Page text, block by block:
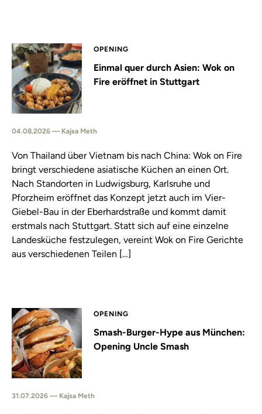
OPENING
Einmal quer durch Asien: Wok on
Fire eröffnet in Stuttgart
04.08.2026 — Kajsa Meth
Von Thailand über Vietnam bis nach China: Wok on Fire
bringt verschiedene asiatische Küchen an einen Ort.
Nach Standorten in Ludwigsburg, Karlsruhe und
Pforzheim eröffnet das Konzept jetzt auch im Vier-
Giebel-Bau in der Eberhardstraße und kommt damit
erstmals nach Stuttgart. Statt sich auf eine einzelne
Landesküche festzulegen, vereint Wok on Fire Gerichte
aus verschiedenen Teilen […]
OPENING
Smash-Burger-Hype aus München:
Opening Uncle Smash
31.07.2026 — Kajsa Meth